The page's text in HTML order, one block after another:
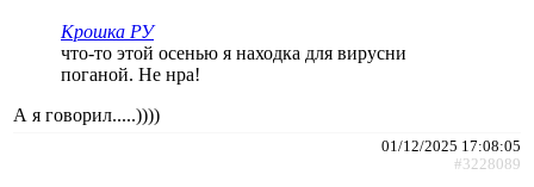
Крошка РУ
что-то этой осенью я находка для вирусни
поганой. Не нра!
А я говорил.....))))
01/12/2025 17:08:05
#3228089